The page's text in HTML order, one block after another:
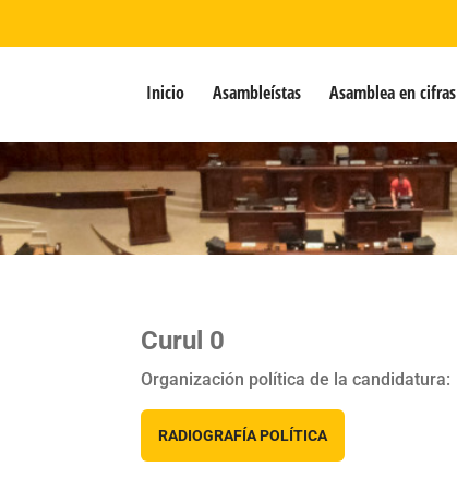
Inicio Asambleístas Asamblea en cifras
Curul 0
Organización política de la candidatura:
RADIOGRAFÍA POLÍTICA